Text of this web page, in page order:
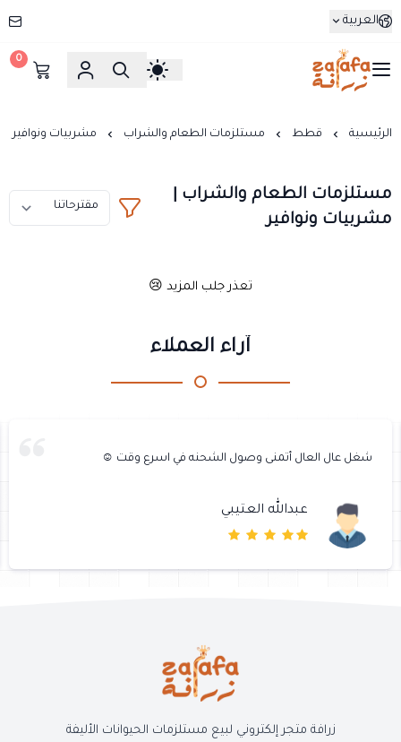
العربية
زرافة
0
الرئيسية قطط مستلزمات الطعام والشراب مشربيات ونوافير
مستلزمات الطعام والشراب |
مشربيات ونوافير
تعذر جلب المزيد 😢
آراء العملاء
شغل عال العال أتمنى وصول الشحنه في اسرع وقت ☺️
عبدالله العتيبي
زرافة متجر إلكتروني لبيع مستلزمات الحيوانات الأليفة